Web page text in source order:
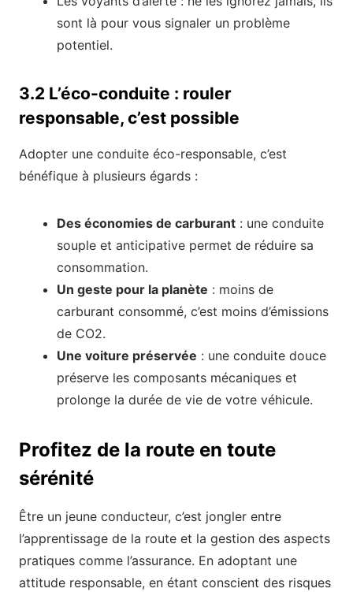
sont là pour vous signaler un problème
potentiel.
3.2 L’éco-conduite : rouler
responsable, c’est possible
Adopter une conduite éco-responsable, c’est
bénéfique à plusieurs égards :
Des économies de carburant : une conduite
souple et anticipative permet de réduire sa
consommation.
Un geste pour la planète : moins de
carburant consommé, c’est moins d’émissions
de CO2.
Une voiture préservée : une conduite douce
préserve les composants mécaniques et
prolonge la durée de vie de votre véhicule.
Profitez de la route en toute
sérénité
Être un jeune conducteur, c’est jongler entre
l’apprentissage de la route et la gestion des aspects
pratiques comme l’assurance. En adoptant une
attitude responsable, en étant conscient des risques